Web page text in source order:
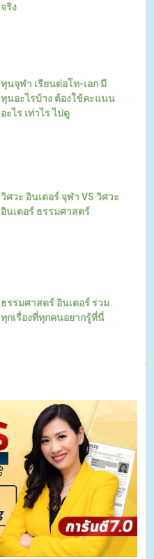
จริง
ทุนจุฬา เรียนต่อโท-เอก มี
ทุนอะไรบ้าง ต้องใช้คะแนน
อะไร เท่าไร ไปดู
วิศวะ อินเตอร์ จุฬา VS วิศวะ
อินเตอร์ ธรรมศาสตร์
ธรรมศาสตร์ อินเตอร์ รวม
ทุกเรื่องที่ทุกคนอยากรู้ที่นี่